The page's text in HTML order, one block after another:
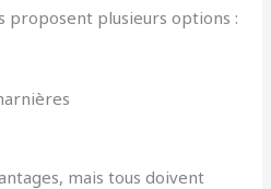
proposent plusieurs options :
mais tous doivent